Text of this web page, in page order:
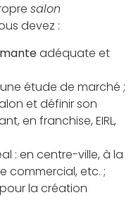
salon
devez :
adéquate et
étude de marché ;
et définir son
en franchise, EIRL,
: en centre-ville, à la
commercial, etc. ;
pour la création